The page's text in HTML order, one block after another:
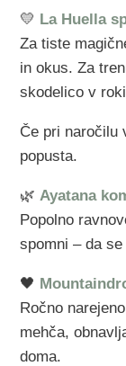
💛 La Huella
Za tiste
in okus. Za
skodelico v
Če pri
popusta.
🌿 Ayatana
Popolno
spomni – da
🖤
Ročno
mehča,
doma.